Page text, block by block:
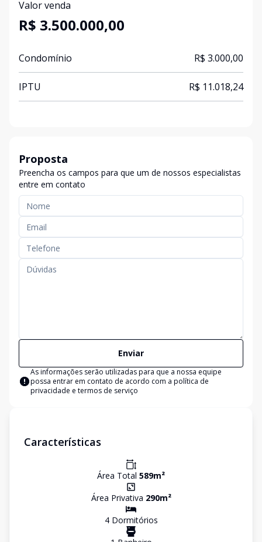
Valor venda
R$ 3.500.000,00
Condomínio R$ 3.000,00
IPTU R$ 11.018,24
Proposta
Preencha os campos para que um de nossos especialistas
entre em contato
Enviar
As informações serão utilizadas para que a nossa equipe
possa entrar em contato de acordo com a política de
privacidade e termos de serviço
Características
Área Total 589m²
Área Privativa 290m²
4Dormitórios